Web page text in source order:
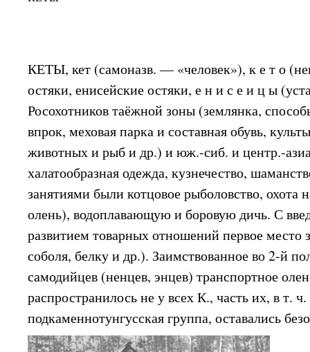
КЕТЫ, кет (самоназв. — «человек»), к е т о
остяки, енисейские остяки, е н и с е и ц ы
Росохотников таёжной зоны (землянка,
впрок, меховая парка и составная обувь,
животных и рыб и др.) и юж.-сиб. и центр.-
халатообразная одежда, кузнечество,
занятиями были котцовое рыболовство, охота
олень), водоплавающую и боровую дичь. С
развитием товарных отношений первое место
соболя, белку и др.). Заимствованное во 2-й
самодийцев (ненцев, энцев) транспортное
распространилось не у всех К., часть их, в т. ч.
подкаменнотунгусская группа, оставались